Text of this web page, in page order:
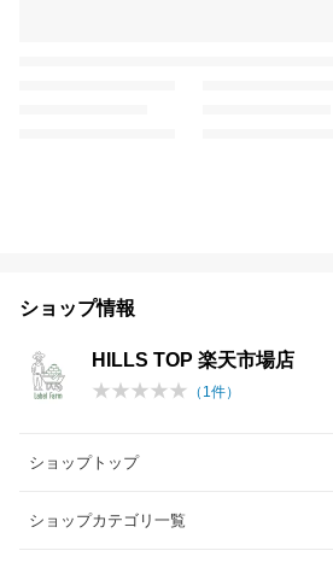
ショップ情報
HILLS TOP 楽天市場店
（ 1件）
ショップトップ
ショップカテゴリ一覧